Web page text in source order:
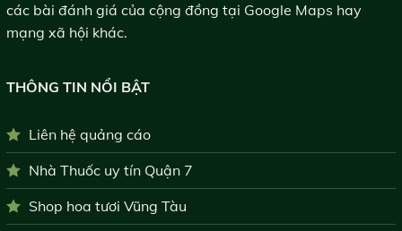
các bài đánh giá của cộng đồng tại Google Maps hay
mạng xã hội khác.
THÔNG TIN NỔI BẬT
Liên hệ quảng cáo
Nhà Thuốc uy tín Quận 7
Shop hoa tươi Vũng Tàu